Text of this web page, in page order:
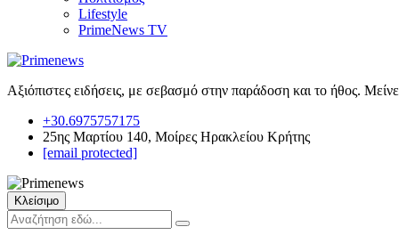
Lifestyle
PrimeNews TV
Αξιόπιστες ειδήσεις, με σεβασμό στην παράδοση και το ήθος.
+30.6975757175
25ης Μαρτίου 140, Μοίρες Ηρακλείου Κρήτης
[email protected]
Κλείσιμο